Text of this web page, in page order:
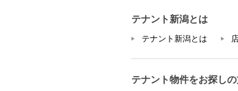
テナント新潟とは
テナント新潟とは
テナント物件をお探し